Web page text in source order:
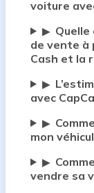
voiture
▶
de vente à
Cash et la
▶
avec
▶
mon
▶
vendre sa